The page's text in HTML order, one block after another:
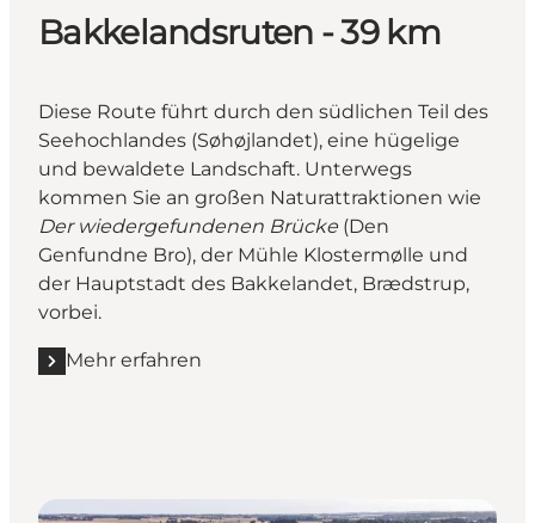
Bakkelandsruten - 39 km
Diese Route führt durch den südlichen Teil des
Seehochlandes (Søhøjlandet), eine hügelige
und bewaldete Landschaft. Unterwegs
kommen Sie an großen Naturattraktionen wie
Der wiedergefundenen Brücke (Den
Genfundne Bro), der Mühle Klostermølle und
der Hauptstadt des Bakkelandet, Brædstrup,
vorbei.
Mehr erfahren
Mehr erfahren "Bakkelandsruten - 39 km"